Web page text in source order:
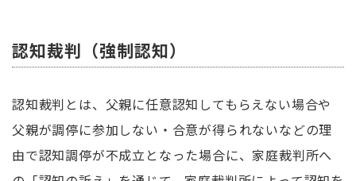
認知裁判（強制認知）
認知裁判とは、父親に任意認知してもらえない場合や
父親が調停に参加しない・合意が得られないなどの理
由で認知調停が不成立となった場合に、家庭裁判所へ